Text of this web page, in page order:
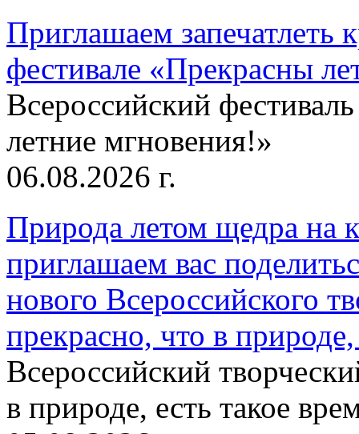
Приглашаем запечатлеть
фестивале «Прекрасны
Всероссийский
летние мгновения!»
06.08.2026 г.
Природа летом щедра на
приглашаем вас
нового Всероссийского
прекрасно, что в
Всероссийский
в природе, есть такое